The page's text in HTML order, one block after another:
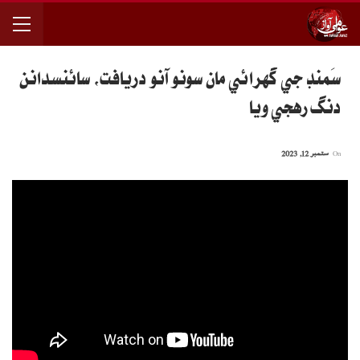
سَمنڊ جي گهرائي مان سونو آنو دريافت، سائنسدانن
دنگ رهجي ويا